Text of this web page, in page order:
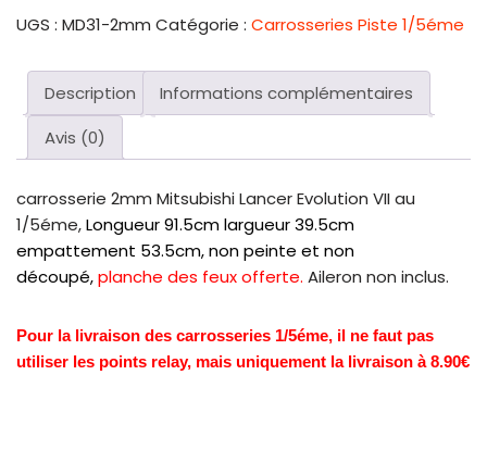
UGS : MD31-2mm Catégorie : Carrosseries Piste 1/5éme
Description
Informations complémentaires
Avis (0)
carrosserie 2mm Mitsubishi Lancer Evolution VII au
1/5éme,Longueur 91.5cm largueur 39.5cm
empattement 53.5cm, non peinte et non
découpé,planche des feux offerte. Aileron non inclus.
Pour la livraison des carrosseries 1/5éme, il ne faut pas
utiliser les points relay, mais uniquement la livraison à 8.90€